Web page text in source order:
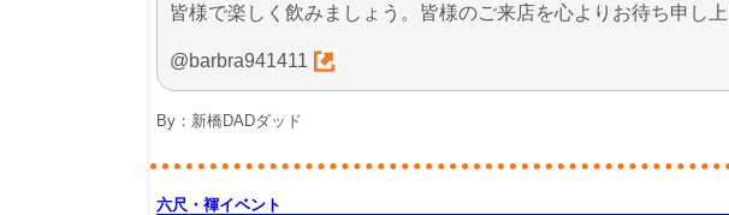
皆様で楽しく飲みましょう。皆様のご来店を心よりお待ち申し
@barbra941411
By： 新橋DADダッド
六尺・褌イベント